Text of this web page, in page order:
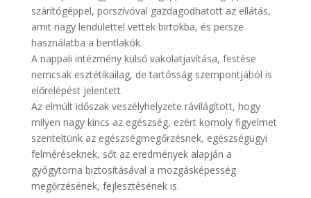
szárítógéppel, porszívóval gazdagodhatott az ellátás,
amit nagy lendülettel vettek birtokba, és persze
használatba a bentlakók.
A nappali intézmény külső vakolatjavítása, festése
nemcsak esztétikailag, de tartósság szempontjából is
előrelépést jelentett.
Az elmúlt időszak veszélyhelyzete rávilágított, hogy
milyen nagy kincs az egészség, ezért komoly figyelmet
szenteltünk az egészségmegőrzésnek, egészségügyi
felméréseknek, sőt az eredmények alapján a
gyógytorna biztosításával a mozgásképesség
megőrzésének, fejlesztésének is.